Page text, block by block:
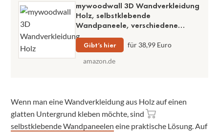
mywoodwall 3D Wandverkleidung
Holz, selbstklebende
Wandpaneele, verschiedene
Designs, Verpackungsinhalt 0,98
m² mit 13 Paneelen, Echtholz,
natürlich, für glatte und trockene
Wände
Gibt’s hier
für 38,99 Euro
amazon.de
Wenn man eine Wandverkleidung aus Holz auf einen
glatten Untergrund kleben möchte, sind
selbstklebende Wandpaneelen eine praktische Lösung. Auf